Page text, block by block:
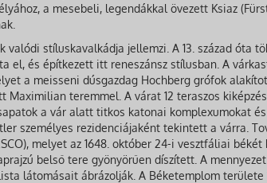
a mesebeli, legendákkal övezett Ksiaz
valódi stíluskavalkádja jellemzi. A 13. század óta
el, és építkezett itt reneszánsz stílusban. A
a meisseni dúsgazdag Hochberg grófok
Maximilian teremmel. A várat 12 teraszos
a vár alatt titkos katonai komplexumokat
személyes rezidenciájaként tekintett a várra.
melyet az 1648. október 24-i vesztfáliai
belső tere gyönyörűen díszített. A
látomásait ábrázolják. A Béketemplom területe